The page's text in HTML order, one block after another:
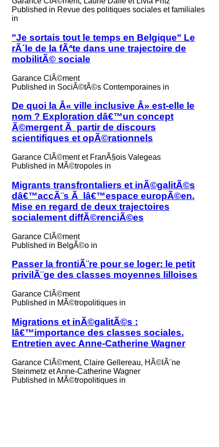
Published in Revue des politiques sociales et familiales
in
"Je sortais tout le temps en Belgique" Le
rÃ´le de la fÃªte dans une trajectoire de
mobilitÃ© sociale
Garance ClÃ©ment
Published in SociÃ©tÃ©s Contemporaines in
De quoi la Â« ville inclusive Â» est-elle le
nom ? Exploration dâ€™un concept
Ã©mergent Ã partir de discours
scientifiques et opÃ©rationnels
Garance ClÃ©ment et FranÃ§ois Valegeas
Published in MÃ©tropoles in
Migrants transfrontaliers et inÃ©galitÃ©s
dâ€™accÃ¨s Ã lâ€™espace europÃ©en.
Mise en regard de deux trajectoires
socialement diffÃ©renciÃ©es
Garance ClÃ©ment
Published in BelgÃ©o in
Passer la frontiÃ¨re pour se loger: le petit
privilÃ¨ge des classes moyennes lilloises
Garance ClÃ©ment
Published in MÃ©tropolitiques in
Migrations et inÃ©galitÃ©s :
lâ€™importance des classes sociales.
Entretien avec Anne-Catherine Wagner
Garance ClÃ©ment, Claire Gellereau, HÃ©lÃ¨ne
Steinmetz et Anne-Catherine Wagner
Published in MÃ©tropolitiques in